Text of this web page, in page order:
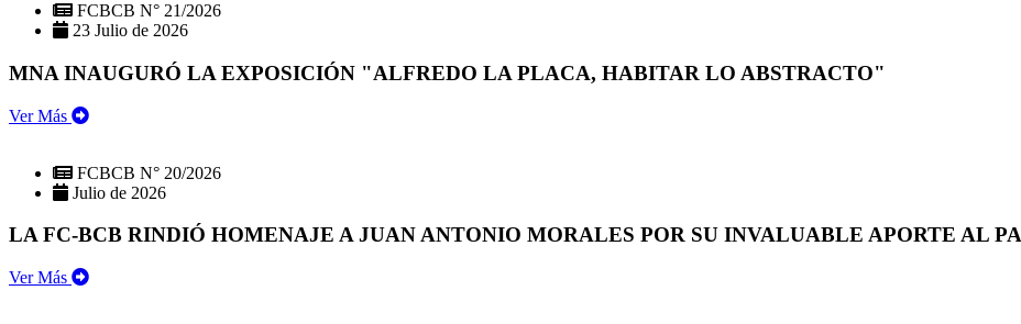
FCBCB N° 21/2026
23 Julio de 2026
MNA INAUGURÓ LA EXPOSICIÓN "ALFREDO LA PLACA, HABITAR LO ABSTRACTO"
Ver Más
FCBCB N° 20/2026
Julio de 2026
LA FC-BCB RINDIÓ HOMENAJE A JUAN ANTONIO MORALES POR SU INVALUABLE APORTE AL
Ver Más